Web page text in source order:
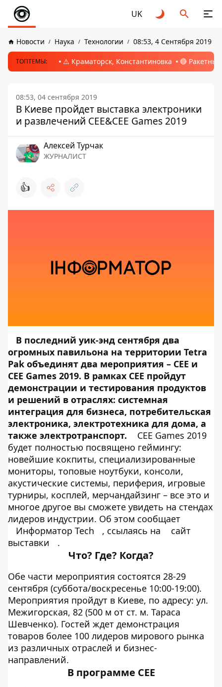
UK
Новости Наука Технологии 08:53, 4 Сентября 2019
ТОПТЕМЫ: ⚠️ Краматорск, Константиновка 🔴
08:53, 04 сентября 2019
В Киеве пройдет выставка электроники
и развлечений CEE&CEE Games 2019
Алексей Турчак
ЖУРНАЛИСТ
👍
В последний уик-энд сентября два
огромных павильона на территории Tetra
Pak объединят два мероприятия – СEE и
CEE Games 2019. В рамках CEE пройдут
демонстрации и тестирования продуктов
и решений в отраслях: системная
интеграция для бизнеса, потребительская
электроника, электротехника для дома, а
также электротранспорт.
CEE Games 2019
будет полностью посвящено геймингу:
новейшие кокпиты, специализированные
мониторы, топовые ноутбуки, консоли,
акустические системы, периферия, игровые
турниры, косплей, мерчандайзинг – все это и
многое другое вы сможете увидеть на стендах
лидеров индустрии. Об этом сообщает
Информатор Tech
, ссылаясь на
сайт
выставки
.
Что? Где? Когда?
Обе части мероприятия состоятся 28-29
сентября (суббота/воскресенье 10:00-19:00).
Мероприятия пройдут в Киеве, по адресу: ул.
Межигорская, 82 (500 м от ст. м. Тараса
Шевченко). Гостей ждет демонстрация
товаров более 100 лидеров мирового рынка
из различных отраслей и бизнес-
направлений.
В программе CEE